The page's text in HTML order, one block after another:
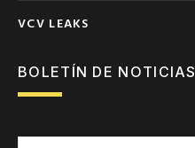
VCV LEAKS
BOLETÍN DE NOTICIAS